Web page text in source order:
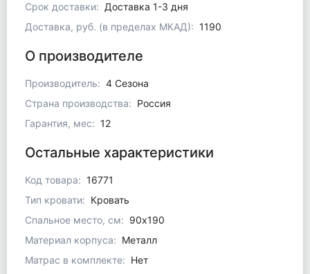
Срок доставки: Доставка 1-3 дня
Доставка, руб. (в пределах МКАД): 1190
О производителе
Производитель: 4 Сезона
Страна производства: Россия
Гарантия, мес: 12
Остальные характеристики
Код товара: 16771
Тип кровати: Кровать
Спальное место, см: 90x190
Материал корпуса: Металл
Матрас в комплекте: Нет